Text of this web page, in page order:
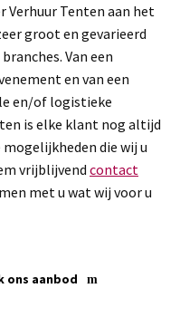
Verhuur Tenten aan het
groot en gevarieerd
Van een
en van een
en/of logistieke
is elke klant nog altijd
die wij u
vrijblijvend contact
met u wat wij voor u
ons aanbod